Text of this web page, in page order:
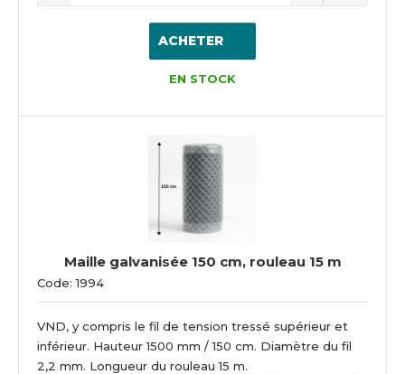
ACHETER
EN STOCK
Maille galvanisée 150 cm, rouleau 15 m
Code: 1994
VND, y compris le fil de tension tressé supérieur et
inférieur. Hauteur 1500 mm / 150 cm. Diamètre du fil
2,2 mm. Longueur du rouleau 15 m.